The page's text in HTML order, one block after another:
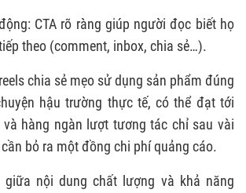
CTA rõ ràng giúp người đọc biết họ
theo (comment, inbox, chia sẻ…).
chia sẻ mẹo sử dụng sản phẩm đúng
hậu trường thực tế, có thể đạt tới
hàng ngàn lượt tương tác chỉ sau vài
bỏ ra một đồng chi phí quảng cáo.
giữa nội dung chất lượng và khả năng